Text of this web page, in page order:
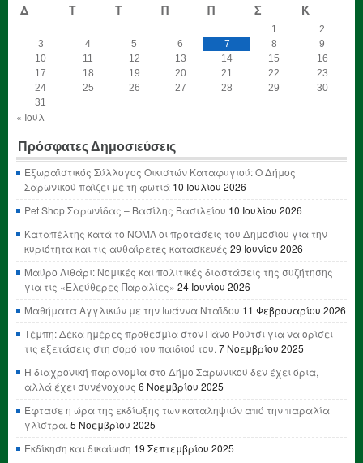
Δ
Τ Τ Π Π Σ Κ
1
2
3
4 5 6 7 8
9
10
11 12 13 14 15
16
17
18 19 20 21 22
23
24
25 26 27 28 29
30
31
« Ιούλ
Πρόσφατες Δημοσιεύσεις
Εξωραϊστικός Σύλλογος Οικιστών Καταφυγιού: Ο Δήμος
Σαρωνικού παίζει με τη φωτιά 10 Ιουλίου 2026
Pet Shop Σαρωνίδας – Βασίλης Βασιλείου 10 Ιουλίου 2026
Καταπέλτης κατά το ΝΟΜΛ οι προτάσεις του Δημοσίου για την
κυριότητα και τις αυθαίρετες κατασκευές 29 Ιουνίου 2026
Μαύρο Λιθάρι: Νομικές και πολιτικές διαστάσεις της συζήτησης
για τις «Ελεύθερες Παραλίες» 24 Ιουνίου 2026
Μαθήματα Αγγλικών με την Ιωάννα Νταΐδου 11 Φεβρουαρίου 2026
Τέμπη: Δέκα ημέρες προθεσμία στον Πάνο Ρούτσι για να ορίσει
τις εξετάσεις στη σορό του παιδιού του. 7 Νοεμβρίου 2025
Η διαχρονική παρανομία στο Δήμο Σαρωνικού δεν έχει όρια,
αλλά έχει συνένοχους 6 Νοεμβρίου 2025
Έφτασε η ώρα της εκδίωξης των καταληψιών από την παραλία
γλίστρα. 5 Νοεμβρίου 2025
Εκδίκηση και δικαίωση 19 Σεπτεμβρίου 2025